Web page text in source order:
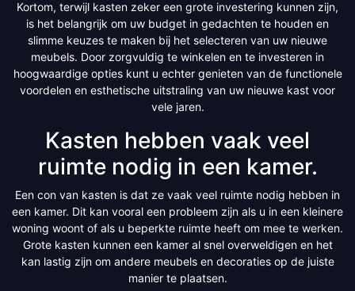
Kortom, terwijl kasten zeker een grote investering kunnen zijn,
is het belangrijk om uw budget in gedachten te houden en
slimme keuzes te maken bij het selecteren van uw nieuwe
meubels. Door zorgvuldig te winkelen en te investeren in
hoogwaardige opties kunt u echter genieten van de functionele
voordelen en esthetische uitstraling van uw nieuwe kast voor
vele jaren.
Kasten hebben vaak veel
ruimte nodig in een kamer.
Een con van kasten is dat ze vaak veel ruimte nodig hebben in
een kamer. Dit kan vooral een probleem zijn als u in een kleinere
woning woont of als u beperkte ruimte heeft om mee te werken.
Grote kasten kunnen een kamer al snel overweldigen en het
kan lastig zijn om andere meubels en decoraties op de juiste
manier te plaatsen.